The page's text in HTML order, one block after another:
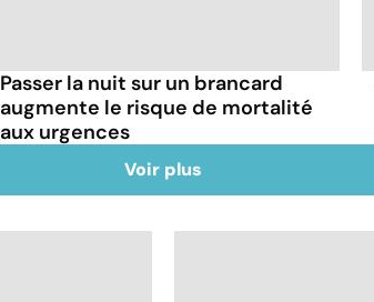
Passer la nuit sur un brancard
augmente le risque de mortalité
aux urgences
Voir plus